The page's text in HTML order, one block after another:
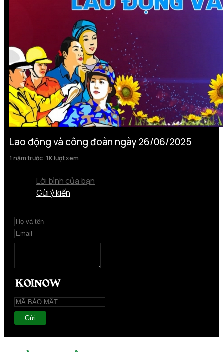
Lao động và công đoàn ngày 26/06/2025
1 năm trước 1K lượt xem
Lời bình của bạn
Gửi ý kiến
Gửi